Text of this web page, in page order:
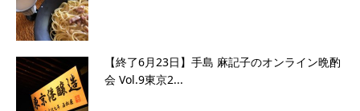
【終了6月23日】手島 麻記子のオンライン晩酌
会 Vol.9東京2...